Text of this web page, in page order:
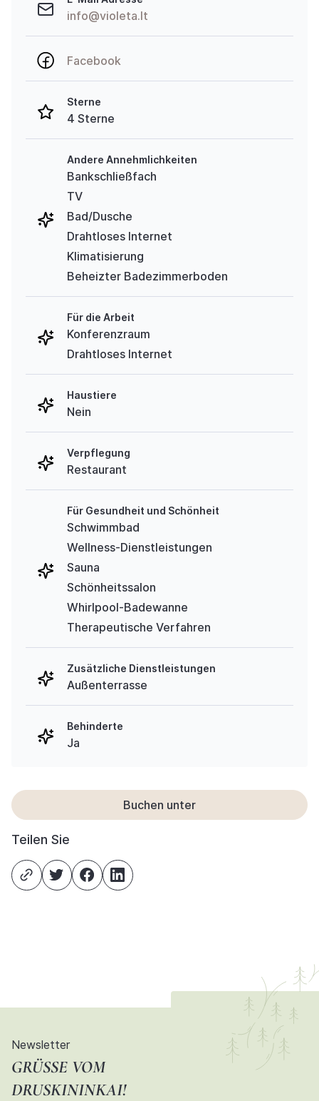
info@violeta.lt
Facebook
Sterne
4 Sterne
Andere Annehmlichkeiten
Bankschließfach
TV
Bad/Dusche
Drahtloses Internet
Klimatisierung
Beheizter Badezimmerboden
Für die Arbeit
Konferenzraum
Drahtloses Internet
Haustiere
Nein
Verpflegung
Restaurant
Für Gesundheit und Schönheit
Schwimmbad
Wellness-Dienstleistungen
Sauna
Schönheitssalon
Whirlpool-Badewanne
Therapeutische Verfahren
Zusätzliche Dienstleistungen
Außenterrasse
Behinderte
Ja
Buchen unter
Teilen Sie
Newsletter
GRÜSSE VOM D
RUSKININKAI!